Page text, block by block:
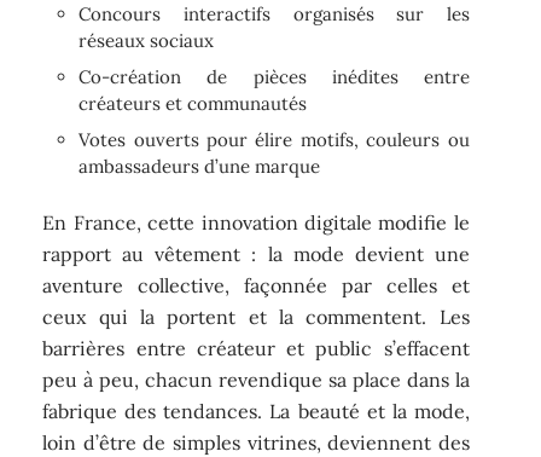
Concours interactifs organisés sur les
réseaux sociaux
Co-création de pièces inédites entre
créateurs et communautés
Votes ouverts pour élire motifs, couleurs ou
ambassadeurs d’une marque
En France, cette innovation digitale modifie le
rapport au vêtement : la mode devient une
aventure collective, façonnée par celles et
ceux qui la portent et la commentent. Les
barrières entre créateur et public s’effacent
peu à peu, chacun revendique sa place dans la
fabrique des tendances. La beauté et la mode,
loin d’être de simples vitrines, deviennent des